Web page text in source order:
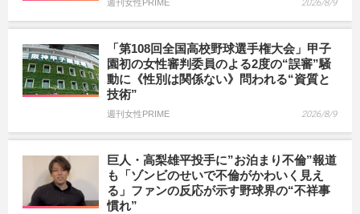
週刊女性PRIME 2026/8/9
「第108回全国高校野球選手権大会」甲子
園初の女性審判委員のよる2度の“誤審”騒
動に《性別は関係ない》問われる“資質と
技術”
週刊女性PRIME 2026/8/9
巨人・高梨雄平投手に”お泊まり不倫”報道
も「ゾンビのせいで不倫がかわいく見え
る」ファンの反応が示す野球界の“不祥事
慣れ”